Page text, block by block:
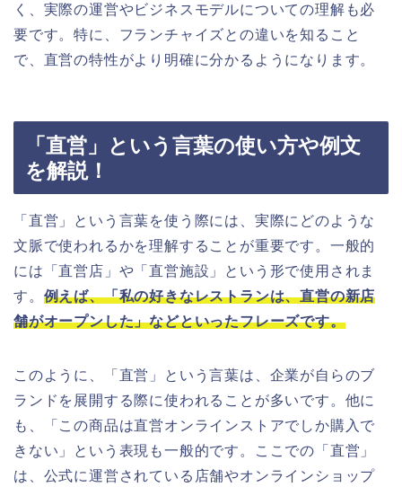
く、実際の運営やビジネスモデルについての理解も必
要です。特に、フランチャイズとの違いを知ること
で、直営の特性がより明確に分かるようになります。
「直営」という言葉の使い方や例文
を解説！
「直営」という言葉を使う際には、実際にどのような
文脈で使われるかを理解することが重要です。一般的
には「直営店」や「直営施設」という形で使用されま
す。 例えば、「私の好きなレストランは、直営の新店
舗がオープンした」などといったフレーズです。
このように、「直営」という言葉は、企業が自らのブ
ランドを展開する際に使われることが多いです。他に
も、「この商品は直営オンラインストアでしか購入で
きない」という表現も一般的です。ここでの「直営」
は、公式に運営されている店舗やオンラインショップ